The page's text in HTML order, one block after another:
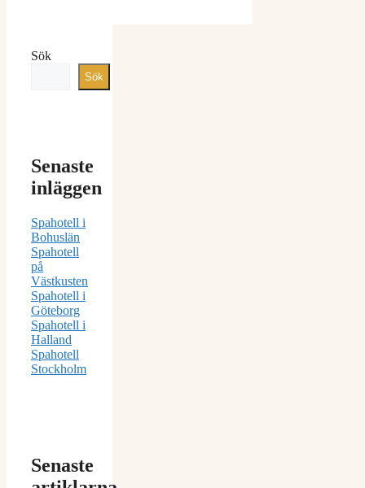
Sök
Sök
Senaste
inläggen
Spahotell i
Bohuslän
Spahotell
på
Västkusten
Spahotell i
Göteborg
Spahotell i
Halland
Spahotell
Stockholm
Senaste